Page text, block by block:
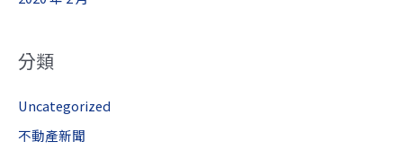
分類
Uncategorized
不動產新聞